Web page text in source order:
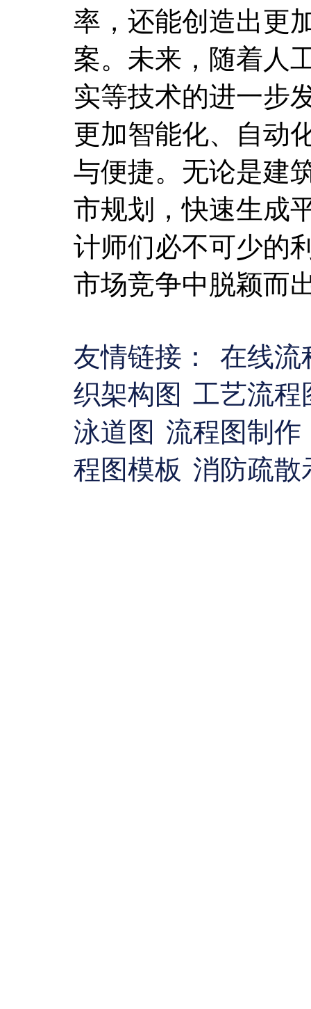
率，还能创造出更
案。未来，随着人
实等技术的进一步
更加智能化、自动
与便捷。无论是建
市规划，快速生成
计师们必不可少的
市场竞争中脱颖而
友情链接：
在线
织架构图 工艺流
泳道图 流程图制作
程图模板 消防疏散